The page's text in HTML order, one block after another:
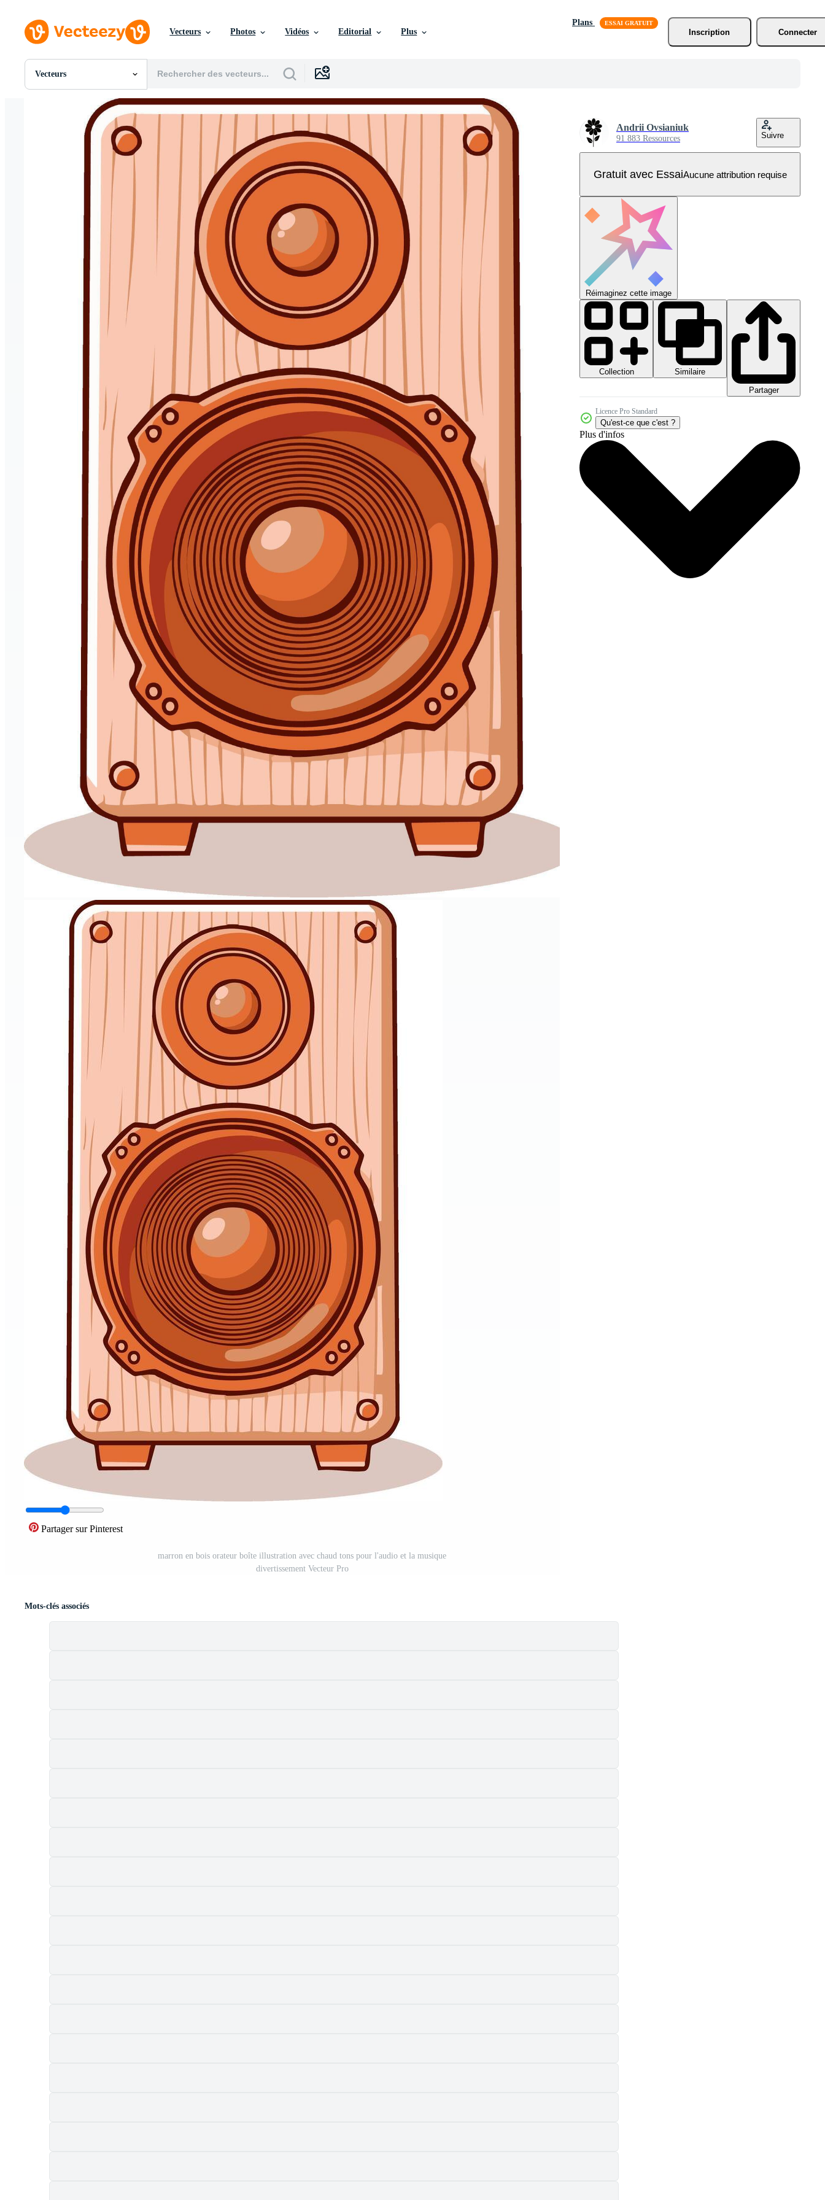
Vecteurs Photos Vidéos Editorial Plus
Plans
Inscription
Connecter
Vecteurs
Toutes Images
Images Éditoriales
Événements Éditoriaux
Partager sur Pinterest
marron en bois orateur boîte illustration avec chaud tons pour l'audio et la musique
divertissement Vecteur Pro
Andrii Ovsianiuk
91 883 Ressources Suivre
Gratuit avec EssaiAucune attribution requise
Réimaginez cette image
Collection
Similaire
Partager
Licence Pro Standard
Qu'est-ce que c'est ?
Plus d'infos
Mots-clés associés